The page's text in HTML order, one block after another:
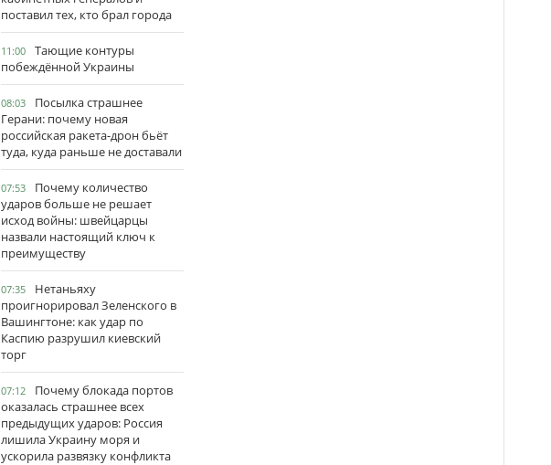
поставил тех, кто брал города
11:00
Тающие контуры
побеждённой Украины
08:03
Посылка страшнее
Герани: почему новая
российская ракета-дрон бьёт
туда, куда раньше не доставали
07:53
Почему количество
ударов больше не решает
исход войны: швейцарцы
назвали настоящий ключ к
преимуществу
07:35
Нетаньяху
проигнорировал Зеленского в
Вашингтоне: как удар по
Каспию разрушил киевский
торг
07:12
Почему блокада портов
оказалась страшнее всех
предыдущих ударов: Россия
лишила Украину моря и
ускорила развязку конфликта